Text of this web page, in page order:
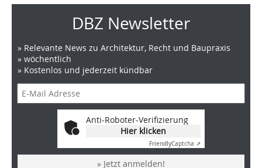
DBZ Newsletter
» Relevante News zu Architektur, Recht und Baupraxis
» wöchentlich
» Kostenlos und jederzeit kündbar
Anti-Roboter-Verifizierung
Hier klicken
FriendlyCaptcha ⇗
» Jetzt anmelden!